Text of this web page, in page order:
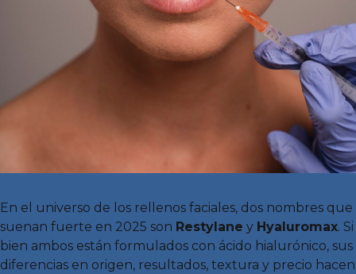
En el universo de los rellenos faciales, dos nombres que
suenan fuerte en 2025 son Restylane y Hyaluromax. Si
bien ambos están formulados con ácido hialurónico, sus
diferencias en origen, resultados, textura y precio hacen